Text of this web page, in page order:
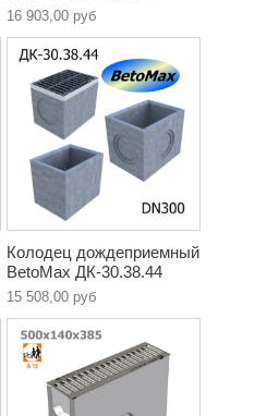
16 903,00 руб
Колодец дождеприемный
BetoMax ДК-30.38.44
15 508,00 руб